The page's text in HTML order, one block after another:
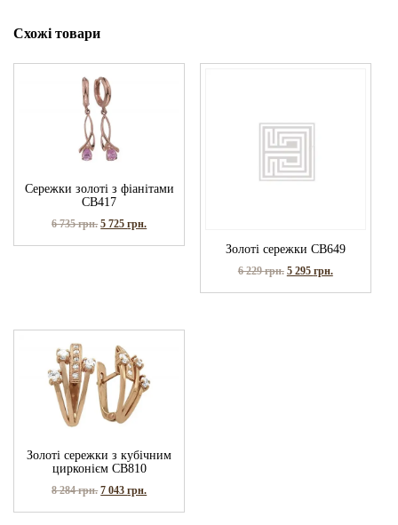
Схожі товари
Сережки золоті з фіанітами
СВ417
6 735грн. 5 725грн.
Золоті сережки СВ649
6 229грн. 5 295 грн.
Золоті сережки з кубічним
цирконієм СВ810
8 284грн. 7 043грн.